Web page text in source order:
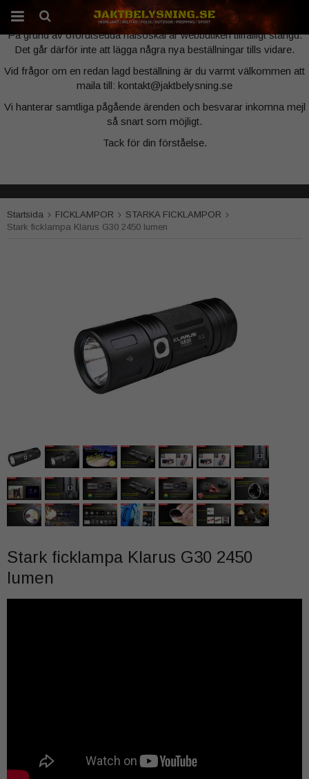
Webbutiken är tillfälligt stängd
På grund av oförutsedda hälsoskäl är webbutiken tillfälligt stängd.
Det går därför inte att lägga några nya beställningar tills vidare.
Vid frågor om en redan lagd beställning är du varmt välkommen att
maila till: kontakt@jaktbelysning.se
Vi hanterar samtliga pågående ärenden och besvarar inkomna mejl
så snart som möjligt.
Tack för din förståelse.
Startsida FICKLAMPOR
STARKA FICKLAMPOR
Stark ficklampa Klarus G30 2450 lumen
Stark ficklampa Klarus G30 2450
lumen